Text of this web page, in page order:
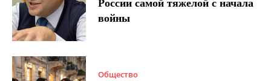
России самой тяжелой с начала
войны
Общество